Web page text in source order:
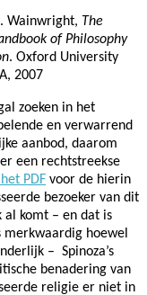
Wainwright, The
of Philosophy
. Oxford University
2007
zoeken in het
en verwarrend
aanbod, daarom
een rechtstreekse
PDF voor de hierin
bezoeker van dit
al komt – en dat is
merkwaardig hoewel
– Spinoza’s
benadering van
religie er niet in